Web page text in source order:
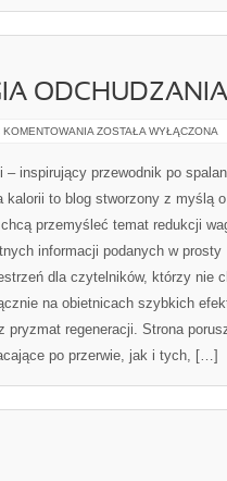
ODCHUDZANIA
MOTYWACJA
ODCHUDZANIA
ZOSTAŁA WYŁĄCZONA
– inspirujący przewodnik po
kalorii to blog stworzony z myślą o
przemyśleć temat redukcji
informacji podanych w prosty
dla czytelników, którzy nie
na obietnicach szybkich
pryzmat regeneracji. Strona
po przerwie, jak i tych, […]